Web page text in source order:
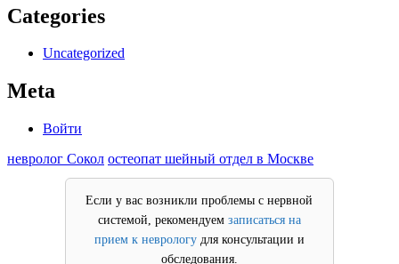
Categories
Uncategorized
Meta
Войти
невролог Сокол остеопат шейный отдел в Москве
Если у вас возникли проблемы с нервной
системой, рекомендуем записаться на
прием к неврологудля консультации и
обследования.